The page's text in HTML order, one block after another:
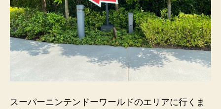
スーパーニンテンドーワールドのエリアに行くま